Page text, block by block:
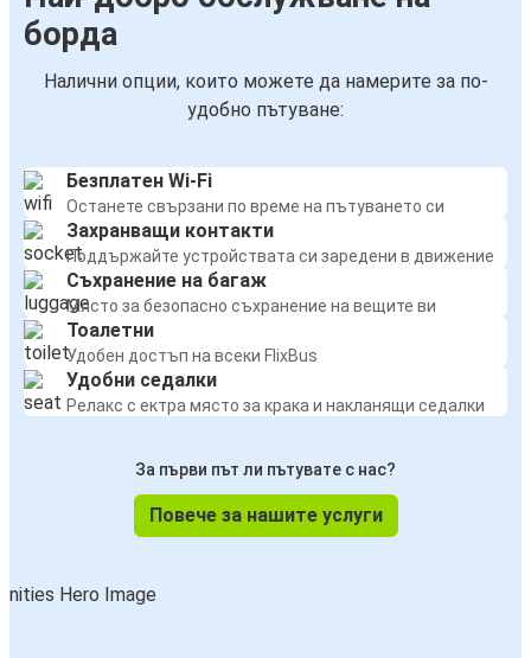
борда
Налични опции, които можете да намерите за по-
удобно пътуване:
Безплатен Wi-Fi
Останете свързани по време на пътуването си
Захранващи контакти
Поддържайте устройствата си заредени в движение
Съхранение на багаж
Място за безопасно съхранение на вещите ви
Тоалетни
Удобен достъп на всеки FlixBus
Удобни седалки
Релакс с ектра място за крака и накланящи седалки
За първи път ли пътувате с нас?
Повече за нашите услуги